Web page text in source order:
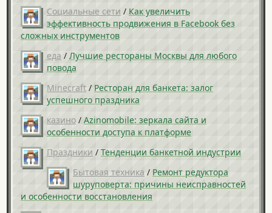
Социальные сети / Как увеличить
эффективность продвижения в Facebook без
сложных инструментов
еда / Лучшие рестораны Москвы для любого
повода
Minecraft / Ресторан для банкета: залог
успешного праздника
казино / Azinomobile: зеркала сайта и
особенности доступа к платформе
Праздники / Тенденции банкетной индустрии
Бытовая техника / Ремонт редуктора
шуруповерта: причины неисправностей
и особенности восстановления